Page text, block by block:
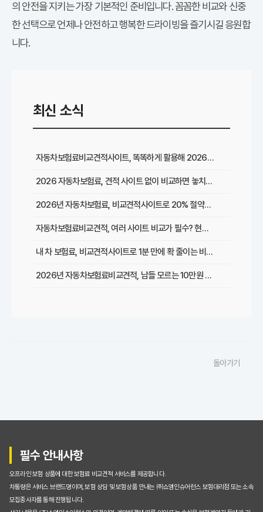
의 안전을 지키는 가장 기본적인 준비입니다. 꼼꼼한 비교와 신중
한 선택으로 언제나 안전하고 행복한 드라이빙을 즐기시길 응원합
니다.
최신 소식
자동차보험료비교견적사이트, 똑똑하게 활용해 2026년 최저가 찾는 꿀팁
2026 자동차보험료, 견적 사이트 없이 비교하면 놓치는 이것은?
2026년 자동차보험료, 비교견적사이트로 20% 절약한 리얼 경험담
자동차보험료비교견적, 여러 사이트 비교가 필수? 현명한 선택 가이드
내 차 보험료, 비교견적사이트로 1분 만에 확 줄이는 비법은?
2026년 자동차보험료비교견적, 남들 모르는 10만원 절약 비법 대공개!
이용 후기: 자동차보험료비교견적사이트로 30만원 아낀 솔직 후기
돌아가기
필수 안내사항
오프라인 보험 상품에 대한 보험료 비교견적 서비스를 제공합니다.
차통령은 서비스 브랜드명이며, 보험 상담 및 보험상품 안내는 ㈜쇼엠인슈어런스 보험대리점 또는 소속
모집종사자를 통해 진행됩니다.